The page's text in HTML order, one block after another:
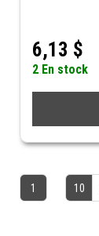
6,13 $
2 En stock
1 10